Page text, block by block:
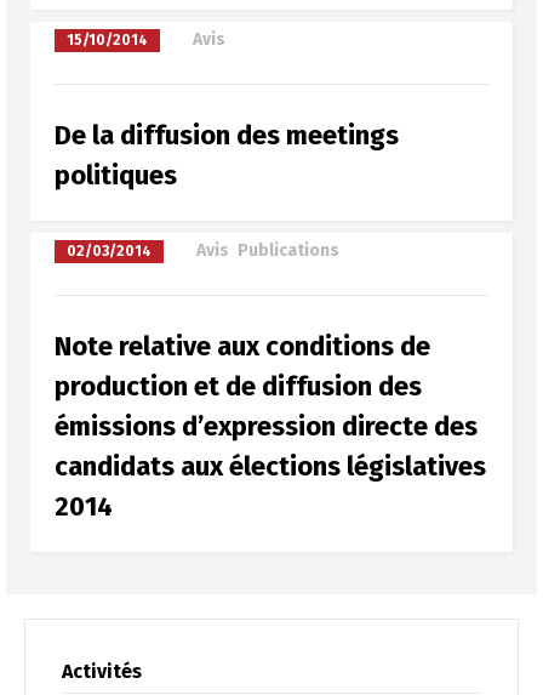
15/10/2014 Avis
De la diffusion des meetings
politiques
02/03/2014 Avis Publications
Note relative aux conditions de
production et de diffusion des
émissions d’expression directe des
candidats aux élections législatives
2014
Activités